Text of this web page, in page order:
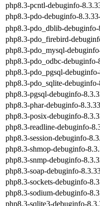
php8.3-pcntl-debuginfo-
php8.3-pdo-debuginfo-
php8.3-pdo_dblib-
php8.3-pdo_firebird-
php8.3-pdo_mysql-
php8.3-pdo_odbc-debuginfo-
php8.3-pdo_pgsql-
php8.3-pdo_sqlite-
php8.3-pgsql-debuginfo-
php8.3-phar-debuginfo-
php8.3-posix-debuginfo-
php8.3-readline-debuginfo-
php8.3-session-debuginfo-
php8.3-shmop-debuginfo-
php8.3-snmp-debuginfo-
php8.3-soap-debuginfo-
php8.3-sockets-debuginfo-
php8.3-sodium-debuginfo-
php8.3-sqlite3-debuginfo-